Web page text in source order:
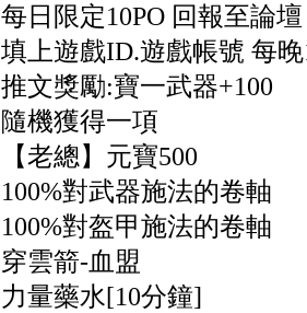
每日限定10PO 回報至論
填上遊戲ID.遊戲帳號 每
推文獎勵:寶一武器+100
隨機獲得一項
【老總】元寶500
100%對武器施法的卷軸
100%對盔甲施法的卷軸
穿雲箭-血盟
力量藥水[10分鐘]